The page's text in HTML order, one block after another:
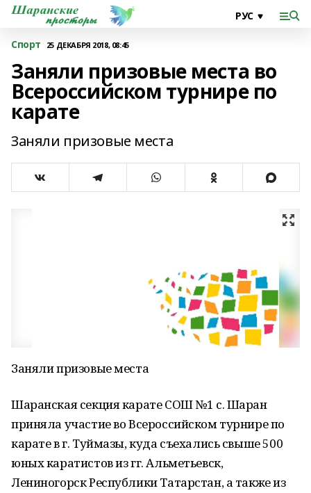
Спорт 25 ДЕКАБРЯ 2018, 08:45
Заняли призовые места во
Всероссийском турнире по
карате
Заняли призовые места
Заняли призовые места
Шаранская секция карате СОШ №1 с. Шаран
приняла участие во Всероссийском турнире по
карате в г. Туймазы, куда съехались свыше 500
юных каратистов из гг. Альметьевск,
Лениногорск Республики Татарстан, а также из